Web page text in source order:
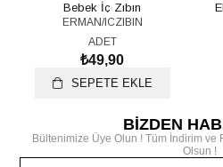
Bebek İç Zıbın
ERMAN/ICZIBIN
ADET
₺49,90
SEPETE EKLE
BİZDEN
Bültenimize Üye Olun ! Tüm İndirim ve
Olsun !